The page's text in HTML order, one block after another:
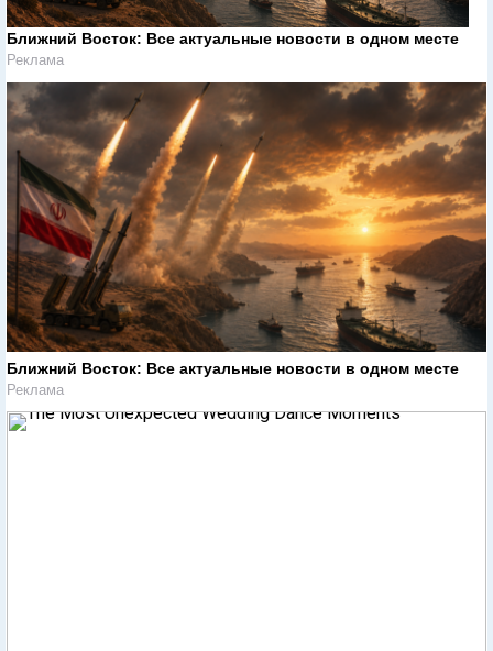
Ближний Восток: Все актуальные новости в одном месте
Реклама
Ближний Восток: Все актуальные новости в одном месте
Реклама